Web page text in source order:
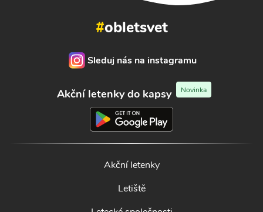
#obletsvet
Sleduj nás na instagramu
Akční letenky do kapsy Novinka
Akční letenky
Letiště